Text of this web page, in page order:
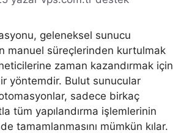
geleneksel sunucu
manuel süreçlerinden kurtulmak
zaman kazandırmak için
yöntemdir. Bulut sunucular
sadece birkaç
tüm yapılandırma işlemlerinin
tamamlanmasını mümkün kılar.